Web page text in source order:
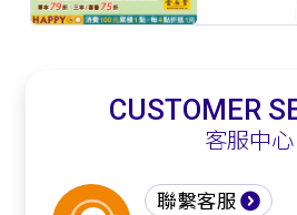
CUSTOMER
客服中心
聯繫客服